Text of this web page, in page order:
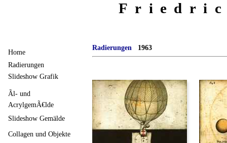
Radierungen 1963
Home
Radierungen
Slideshow Grafik
Ãl- und
AcrylgemÃ€lde
Slideshow Gemälde
Collagen und Objekte